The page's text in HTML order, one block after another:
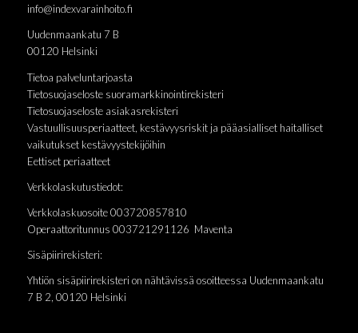
info@indexvarainhoito.fi
Uudenmaankatu 7 B
00120 Helsinki
Tietoa palveluntarjoasta
Tietosuojaseloste suoramarkkinointirekisteri
Tietosuojaseloste asiakasrekisteri
Vastuullisuusperiaatteet, kestävyysriskit ja pääasialliset haitalliset
vaikutukset kestävyystekijöihin
Eettiset periaatteet
Verkkolaskutustiedot:
Verkkolaskuosoite 003720857810
Operaattoritunnus 003721291126 Maventa
Sisäpiirirekisteri:
Yhtiön sisäpiirirekisteri on nähtävissä osoitteessa Uudenmaankatu
7 B 2, 00120 Helsinki